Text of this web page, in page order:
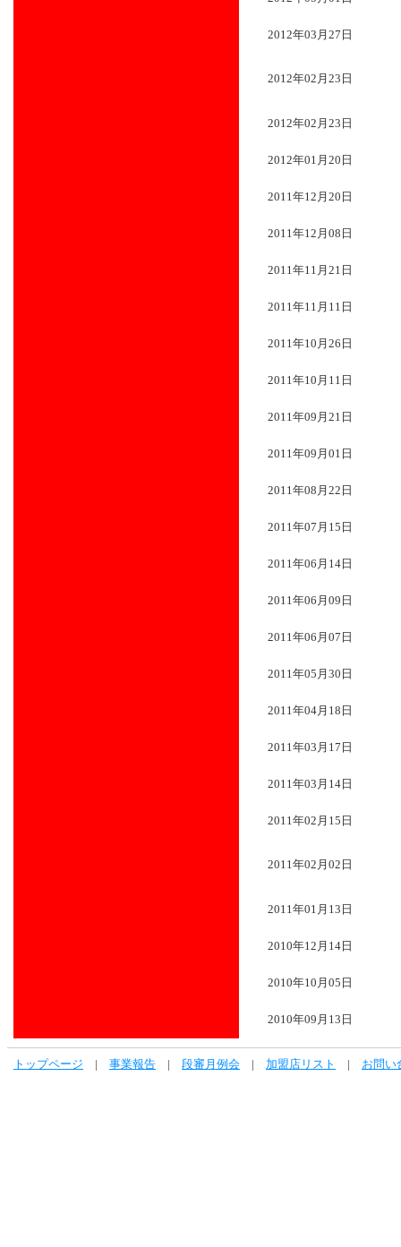
2012年03月27日
2012年02月23日
2012年02月23日
2012年01月20日
2011年12月20日
2011年12月08日
2011年11月21日
2011年11月11日
2011年10月26日
2011年10月11日
2011年09月21日
2011年09月01日
2011年08月22日
2011年07月15日
2011年06月14日
2011年06月09日
2011年06月07日
2011年05月30日
2011年04月18日
2011年03月17日
2011年03月14日
2011年02月15日
2011年02月02日
2011年01月13日
2010年12月14日
2010年10月05日
2010年09月13日
トップページ 事業報告 段審月例会 加盟店リスト お問い